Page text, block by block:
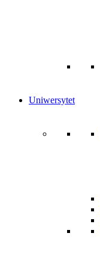
Uniwersytet